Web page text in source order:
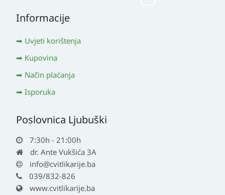
Informacije
Uvjeti korištenja
Kupovina
Način plaćanja
Isporuka
Poslovnica Ljubuški
7:30h - 21:00h
dr. Ante Vukšića 3A
info@cvitlikarije.ba
039/832-826
www.cvitlikarije.ba